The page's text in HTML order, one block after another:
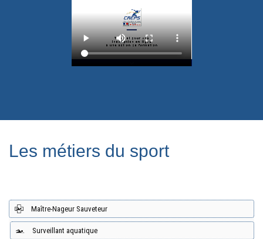
Les métiers du sport
Maître-Nageur Sauveteur
Surveillant aquatique